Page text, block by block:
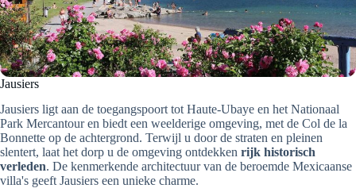
Jausiers
Jausiers ligt aan de toegangspoort tot Haute-Ubaye en het Nationaal
Park Mercantour en biedt een weelderige omgeving, met de Col de la
Bonnette op de achtergrond. Terwijl u door de straten en pleinen
slentert, laat het dorp u de omgeving ontdekken rijk historisch
verleden. De kenmerkende architectuur van de beroemde Mexicaanse
villa's geeft Jausiers een unieke charme.